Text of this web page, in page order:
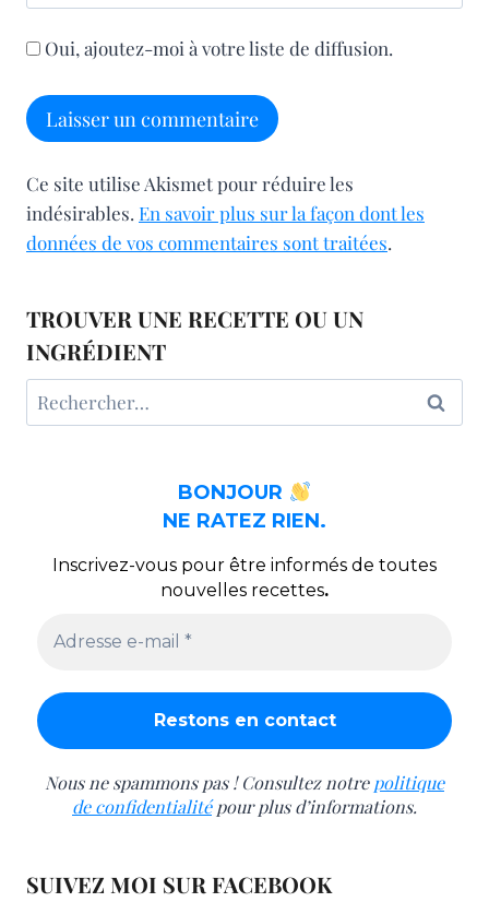
Oui, ajoutez-moi à votre liste de diffusion.
Ce site utilise Akismet pour réduire les
indésirables. En savoir plus sur la façon dont les
données de vos commentaires sont traitées.
TROUVER UNE RECETTE OU UN
INGRÉDIENT
Rechercher :
BONJOUR
NE RATEZ RIEN.
Inscrivez-vous pour être informés de toutes
nouvelles recettes.
Nous ne spammons pas ! Consultez notre politique
de confidentialitépour plus d’informations.
SUIVEZ MOI SUR FACEBOOK